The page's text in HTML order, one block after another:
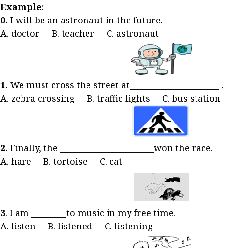
Example:
0. I will be an astronaut in the future.
A. doctor B. teacher C. astronaut
1. We must cross the street at_______________________ .
A. zebra crossing B. traffic lights C. bus station
2. Finally, the ________________________won the race.
A. hare B. tortoise C. cat
3. I am _________to music in my free time.
A. listen B. listened C. listening